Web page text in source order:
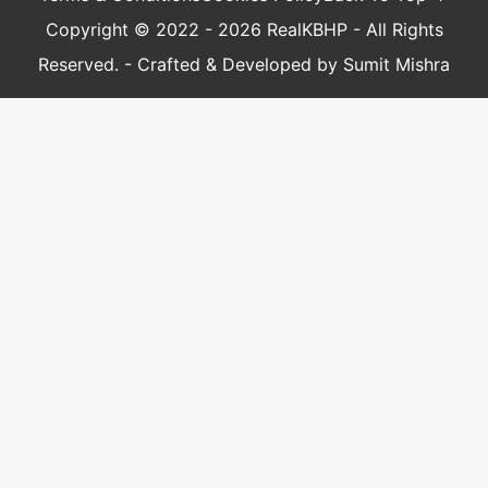
Copyright © 2022 - 2026 RealKBHP - All Rights
Reserved. - Crafted & Developed by Sumit Mishra